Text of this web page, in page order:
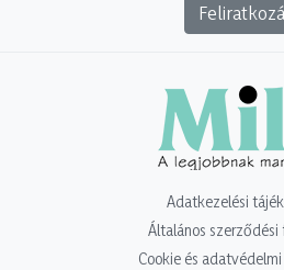
Adatkezelési
Általános
Cookie és